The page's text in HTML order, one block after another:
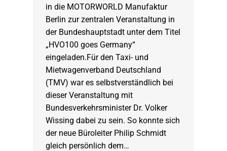
in die MOTORWORLD Manufaktur
Berlin zur zentralen Veranstaltung in
der Bundeshauptstadt unter dem Titel
„HVO100 goes Germany“
eingeladen.Für den Taxi- und
Mietwagenverband Deutschland
(TMV) war es selbstverständlich bei
dieser Veranstaltung mit
Bundesverkehrsminister Dr. Volker
Wissing dabei zu sein. So konnte sich
der neue Büroleiter Philip Schmidt
gleich persönlich dem…